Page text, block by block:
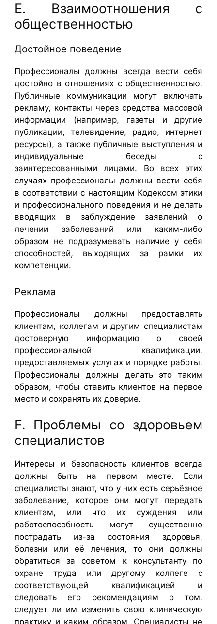
E. Взаимоотношения с
общественностью
Достойное поведение
Профессионалы должны всегда вести себя
достойно в отношениях с общественностью.
Публичные коммуникации могут включать
рекламу, контакты через средства массовой
информации (например, газеты и другие
публикации, телевидение, радио, интернет
ресурсы), а также публичные выступления и
индивидуальные беседы с
заинтересованными лицами. Во всех этих
случаях профессионалы должны вести себя
в соответствии с настоящим Кодексом этики
и профессионального поведения и не делать
вводящих в заблуждение заявлений о
лечении заболеваний или каким-либо
образом не подразумевать наличие у себя
способностей, выходящих за рамки их
компетенции.
Реклама
Профессионалы должны предоставлять
клиентам, коллегам и другим специалистам
достоверную информацию о своей
профессиональной квалификации,
предоставляемых услугах и порядке работы.
Профессионалы должны делать это таким
образом, чтобы ставить клиентов на первое
место и сохранять их доверие.
F. Проблемы со здоровьем
специалистов
Интересы и безопасность клиентов всегда
должны быть на первом месте. Если
специалисты знают, что у них есть серьёзное
заболевание, которое они могут передать
клиентам, или что их суждения или
работоспособность могут существенно
пострадать из-за состояния здоровья,
болезни или её лечения, то они должны
обратиться за советом к консультанту по
охране труда или другому коллеге с
соответствующей квалификацией и
следовать его рекомендациям о том,
следует ли им изменить свою клиническую
практику и каким образом. Специалисты не